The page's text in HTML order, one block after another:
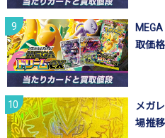
取価
メガ
場推